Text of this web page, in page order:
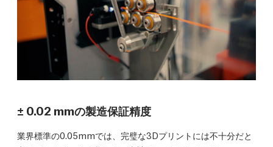
± 0.02 mmの製造保証精度
業界標準の0.05mmでは、完璧な3Dプリントには不十分だと